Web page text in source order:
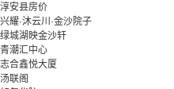
淳安县房价
兴耀·沐云川·金沙院子
绿城湖映金沙轩
青潮汇中心
志合鑫悦大厦
汤联阁